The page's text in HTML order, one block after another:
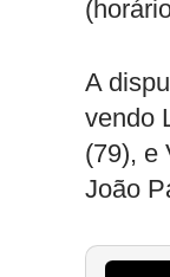
A
vendo
(79), e
João